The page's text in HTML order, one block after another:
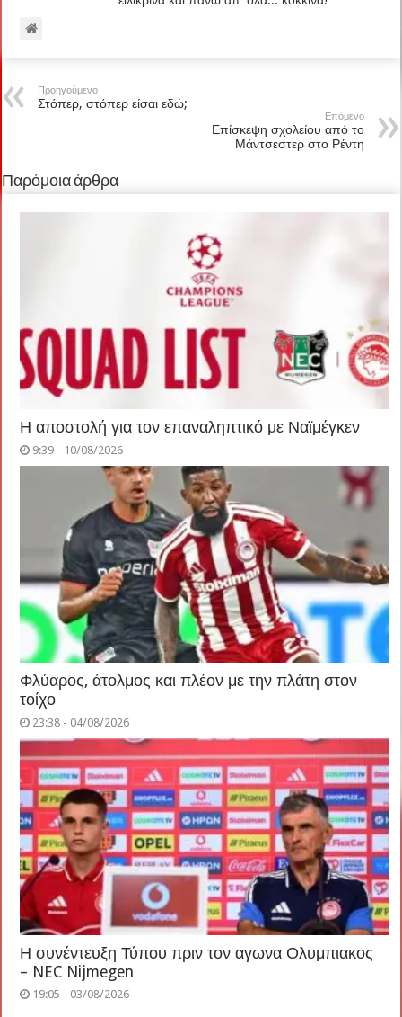
Προηγούμενο
Στόπερ, στόπερ είσαι εδώ;
Επόμενο
Επίσκεψη σχολείου από το
Μάντσεστερ στο Ρέντη
Παρόμοια άρθρα
Η αποστολή για τον επαναληπτικό με Ναϊμέγκεν
9:39 - 10/08/2026
Φλύαρος, άτολμος και πλέον με την πλάτη στον
τοίχο
23:38 - 04/08/2026
Η συνέντευξη Τύπου πριν τον αγωνα Ολυμπιακος
– NEC Nijmegen
19:05 - 03/08/2026